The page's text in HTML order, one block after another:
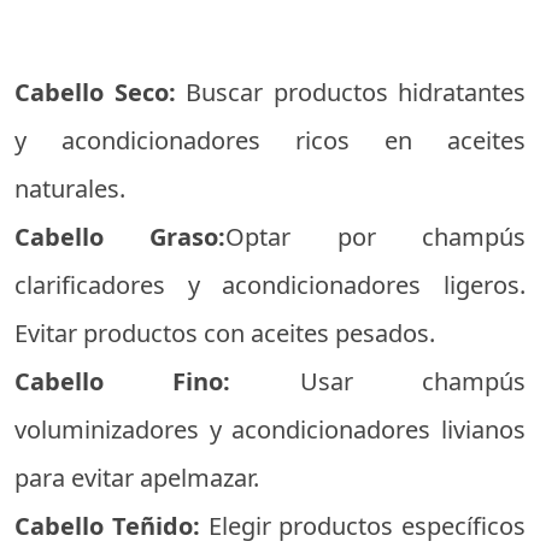
Cabello Seco: Buscar productos hidratantes
y acondicionadores ricos en aceites
naturales.
Cabello Graso:Optar por champús
clarificadores y acondicionadores ligeros.
Evitar productos con aceites pesados.
Cabello Fino: Usar champús
voluminizadores y acondicionadores livianos
para evitar apelmazar.
Cabello Teñido: Elegir productos específicos